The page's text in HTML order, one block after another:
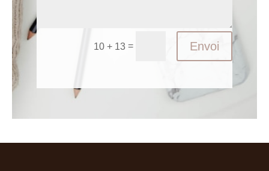
10 + 13 = Envoi